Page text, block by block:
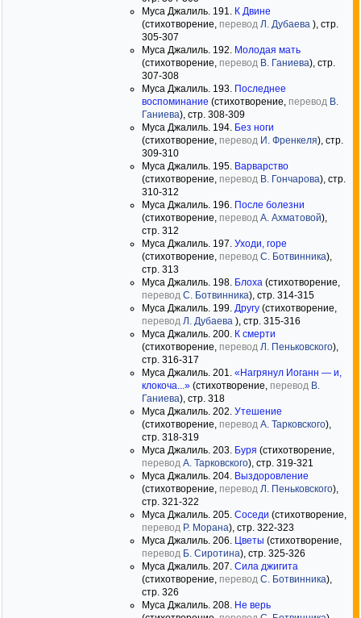
Муса Джалиль. 191. К Двине
(стихотворение, перевод Л. Дубаева ), стр.
305-307
Муса Джалиль. 192. Молодая мать
(стихотворение, перевод В. Ганиева), стр.
307-308
Муса Джалиль. 193. Последнее
воспоминание (стихотворение, перевод В.
Ганиева), стр. 308-309
Муса Джалиль. 194. Без ноги
(стихотворение, перевод И. Френкеля), стр.
309-310
Муса Джалиль. 195. Варварство
(стихотворение, перевод В. Гончарова), стр.
310-312
Муса Джалиль. 196. После болезни
(стихотворение, перевод А. Ахматовой),
стр. 312
Муса Джалиль. 197. Уходи, горе
(стихотворение, перевод С. Ботвинника),
стр. 313
Муса Джалиль. 198. Блоха (стихотворение,
перевод С. Ботвинника), стр. 314-315
Муса Джалиль. 199. Другу (стихотворение,
перевод Л. Дубаева ), стр. 315-316
Муса Джалиль. 200. К смерти
(стихотворение, перевод Л. Пеньковского),
стр. 316-317
Муса Джалиль. 201. «Нагрянул Иоганн — и,
клокоча...» (стихотворение, перевод В.
Ганиева), стр. 318
Муса Джалиль. 202. Утешение
(стихотворение, перевод А. Тарковского),
стр. 318-319
Муса Джалиль. 203. Буря (стихотворение,
перевод А. Тарковского), стр. 319-321
Муса Джалиль. 204. Выздоровление
(стихотворение, перевод Л. Пеньковского),
стр. 321-322
Муса Джалиль. 205. Соседи (стихотворение,
перевод Р. Морана), стр. 322-323
Муса Джалиль. 206. Цветы (стихотворение,
перевод Б. Сиротина), стр. 325-326
Муса Джалиль. 207. Сила джигита
(стихотворение, перевод С. Ботвинника),
стр. 326
Муса Джалиль. 208. Не верь